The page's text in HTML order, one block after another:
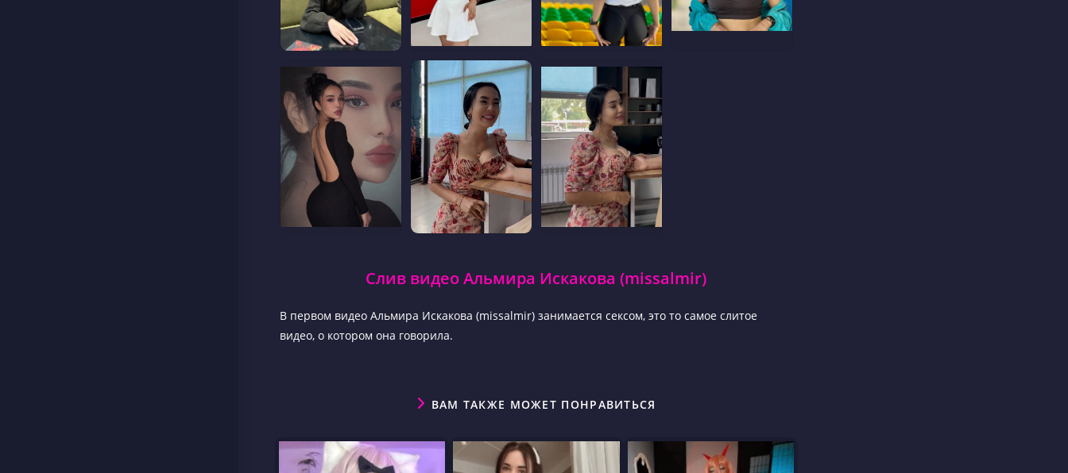
Слив видео Альмира Искакова (missalmir)
В первом видео Альмира Искакова (missalmir) занимается сексом, это то самое слитое
видео, о котором она говорила.
ВАМ ТАКЖЕ МОЖЕТ ПОНРАВИТЬСЯ